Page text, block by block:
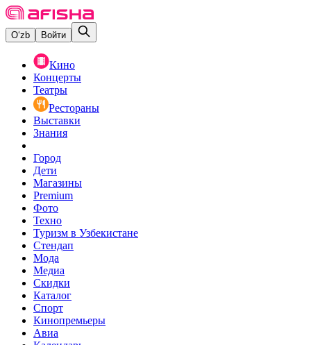
O‘zb Войти
Кино
Концерты
Театры
Рестораны
Выставки
Знания
Город
Дети
Магазины
Premium
Фото
Техно
Туризм в Узбекистане
Стендап
Мода
Медиа
Скидки
Каталог
Спорт
Кинопремьеры
Авиа